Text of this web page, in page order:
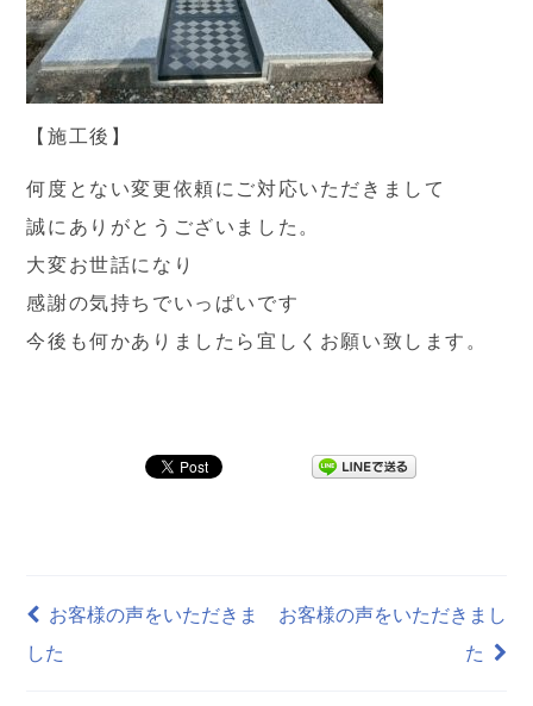
【施工後】
何度とない変更依頼にご対応いただきまして
誠にありがとうございました。
大変お世話になり
感謝の気持ちでいっぱいです
今後も何かありましたら宜しくお願い致します。
お客様の声をいただきま
した
お客様の声をいただきまし
た